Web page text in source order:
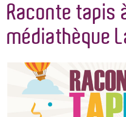
Raconte tapis
médiathèque